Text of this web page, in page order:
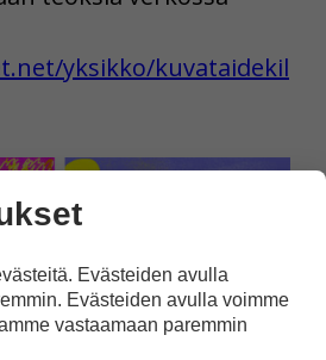
yksikko/kuvataidekil
tulivat Gavriil Chistyakovin
ja Jyri Mustosen
Evästeiden avulla
Evästeiden avulla voimme
vastaamaan paremmin